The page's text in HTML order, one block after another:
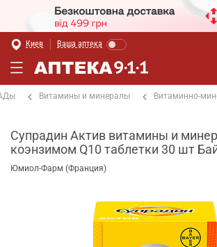
Киев Ваша аптека
Витамины и минералы Витаминно-
Супрадин Актив витамины и
коэнзимом Q10 таблетки 30 шт
Юмиол-Фарм (Франция)